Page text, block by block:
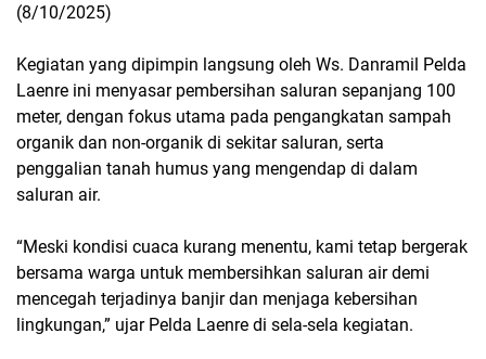
(8/10/2025)
Kegiatan yang dipimpin langsung oleh Ws. Danramil Pelda
Laenre ini menyasar pembersihan saluran sepanjang 100
meter, dengan fokus utama pada pengangkatan sampah
organik dan non-organik di sekitar saluran, serta
penggalian tanah humus yang mengendap di dalam
saluran air.
“Meski kondisi cuaca kurang menentu, kami tetap bergerak
bersama warga untuk membersihkan saluran air demi
mencegah terjadinya banjir dan menjaga kebersihan
lingkungan,” ujar Pelda Laenre di sela-sela kegiatan.